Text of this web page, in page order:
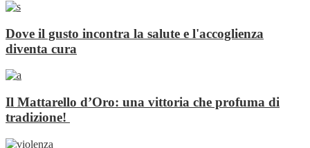
Dove il gusto incontra la salute e l'accoglienza
diventa cura
Il Mattarello d’Oro: una vittoria che profuma di
tradizione!